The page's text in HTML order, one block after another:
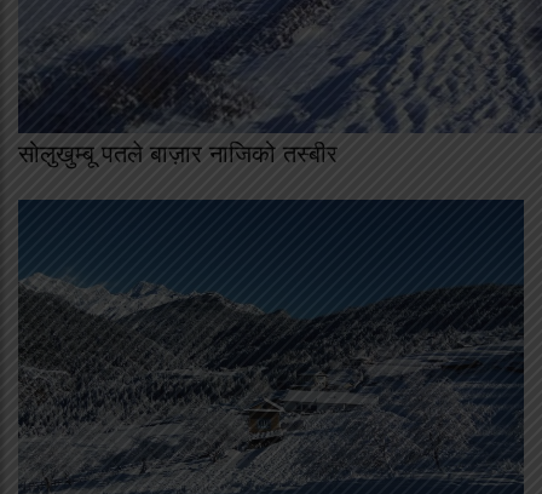
सोलुखुम्बू पतले बाज़ार नाजिको तस्बीर